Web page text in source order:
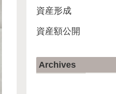
資産形成
資産額公開
Archives